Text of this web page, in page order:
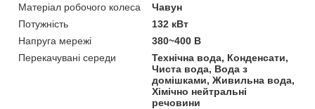
Матеріал робочого колеса
Чавун
Потужність
132 кВт
Напруга мережі
380~400 В
Перекачувані середи
Технічна вода, Конденсати,
Чиста вода, Вода з
домішками, Живильна вода,
Хімічно нейтральні
речовини